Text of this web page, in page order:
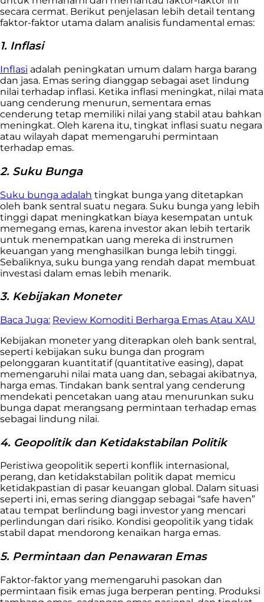
secara cermat. Berikut penjelasan lebih detail tentang
faktor-faktor utama dalam analisis fundamental emas:
1. Inflasi
Inflasi adalah peningkatan umum dalam harga barang
dan jasa. Emas sering dianggap sebagai aset lindung
nilai terhadap inflasi. Ketika inflasi meningkat, nilai mata
uang cenderung menurun, sementara emas
cenderung tetap memiliki nilai yang stabil atau bahkan
meningkat. Oleh karena itu, tingkat inflasi suatu negara
atau wilayah dapat memengaruhi permintaan
terhadap emas.
2. Suku Bunga
Suku bunga adalah tingkat bunga yang ditetapkan
oleh bank sentral suatu negara. Suku bunga yang lebih
tinggi dapat meningkatkan biaya kesempatan untuk
memegang emas, karena investor akan lebih tertarik
untuk menempatkan uang mereka di instrumen
keuangan yang menghasilkan bunga lebih tinggi.
Sebaliknya, suku bunga yang rendah dapat membuat
investasi dalam emas lebih menarik.
3. Kebijakan Moneter
Baca Juga: Review Komoditi Berharga Emas Atau XAU
Kebijakan moneter yang diterapkan oleh bank sentral,
seperti kebijakan suku bunga dan program
pelonggaran kuantitatif (quantitative easing), dapat
memengaruhi nilai mata uang dan, sebagai akibatnya,
harga emas. Tindakan bank sentral yang cenderung
mendekati pencetakan uang atau menurunkan suku
bunga dapat merangsang permintaan terhadap emas
sebagai lindung nilai.
4. Geopolitik dan Ketidakstabilan Politik
Peristiwa geopolitik seperti konflik internasional,
perang, dan ketidakstabilan politik dapat memicu
ketidakpastian di pasar keuangan global. Dalam situasi
seperti ini, emas sering dianggap sebagai “safe haven”
atau tempat berlindung bagi investor yang mencari
perlindungan dari risiko. Kondisi geopolitik yang tidak
stabil dapat mendorong kenaikan harga emas.
5. Permintaan dan Penawaran Emas
Faktor-faktor yang memengaruhi pasokan dan
permintaan fisik emas juga berperan penting. Produksi